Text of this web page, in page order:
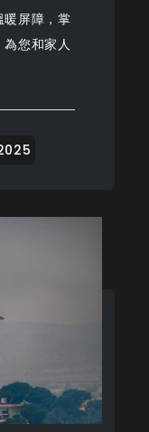
暖屏障，掌
您和家人